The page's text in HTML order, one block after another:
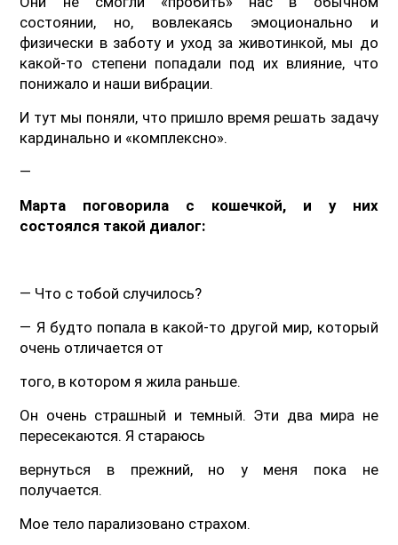
состоянии, но, вовлекаясь эмоционально и
физически в заботу и уход за животинкой, мы до
какой-то степени попадали под их влияние, что
понижало и наши вибрации.
И тут мы поняли, что пришло время решать задачу
кардинально и «комплексно».
—
Марта поговорила с кошечкой, и у них
состоялся такой диалог:
— Что с тобой случилось?
— Я будто попала в какой-то другой мир, который
очень отличается от
того, в котором я жила раньше.
Он очень страшный и темный. Эти два мира не
пересекаются. Я стараюсь
вернуться в прежний, но у меня пока не
получается.
Мое тело парализовано страхом.